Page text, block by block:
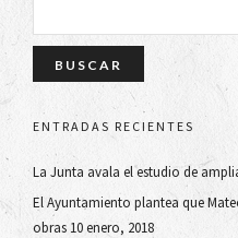
ENTRADAS RECIENTES
La Junta avala el estudio de
El Ayuntamiento plantea que
obras 10 enero, 2018